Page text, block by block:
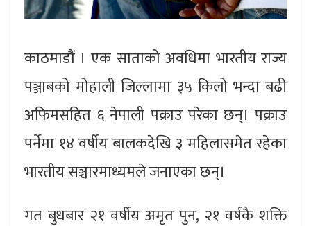
काठमाडौं । एक साताको अवधिमा भारतीय राज्य
पञ्जाबको मोहाली जिल्लामा ३५ किलो भन्दा बढी
अफिमसहित ६ नेपाली पक्राउ परेका छन्। पक्राउ
पर्नेमा १४ वर्षीय बालकदेखि ३ महिलासमेत रहेका
भारतीय सञ्चारमाध्यमले जनाएका छन्।
गत बुधबार २१ वर्षीय अमृत पुन, २१ वर्षकै शक्ति